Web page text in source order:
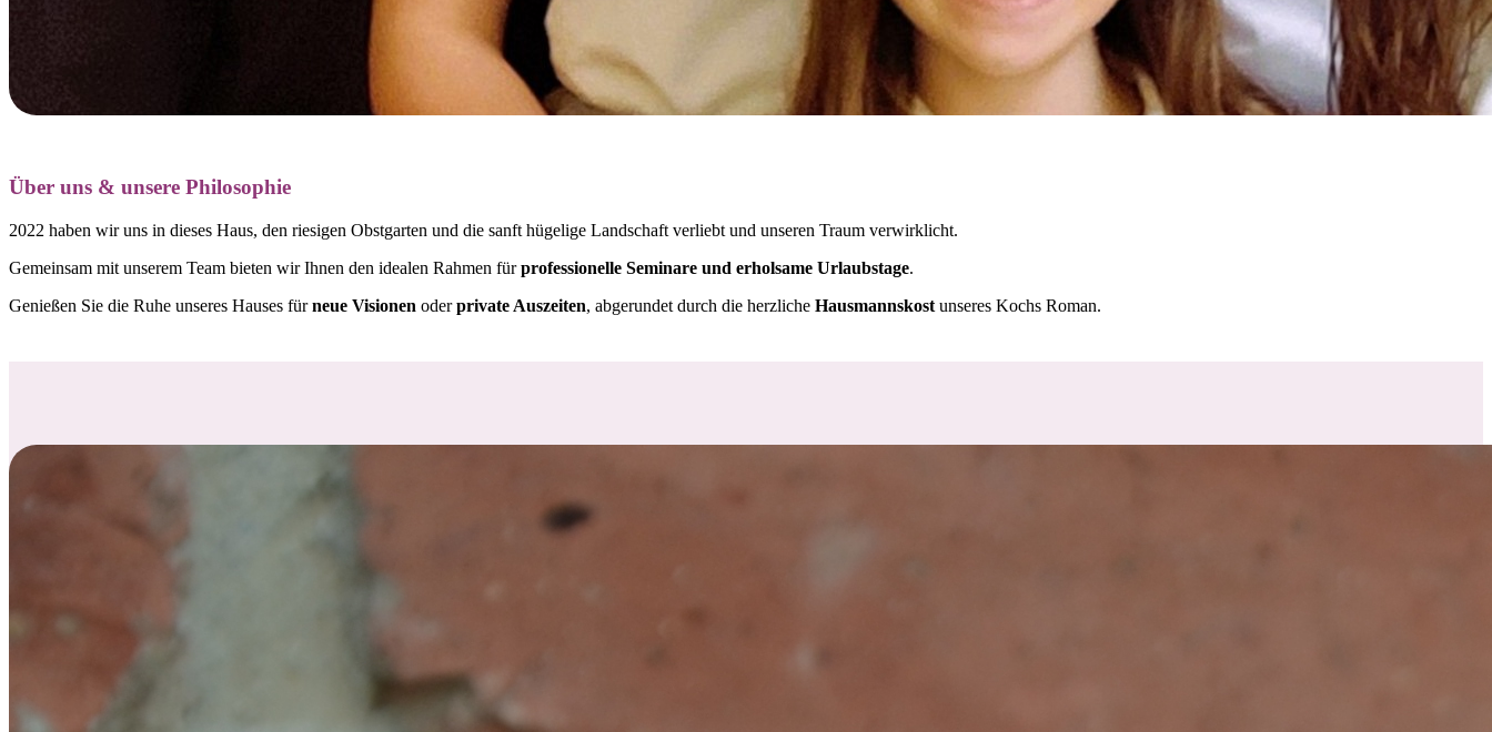
Über uns & unsere Philosophie
2022 haben wir uns in dieses Haus, den riesigen Obstgarten und die sanft hügelige Landschaft verliebt und unseren Traum verwirklicht.
Gemeinsam mit unserem Team bieten wir Ihnen den idealen Rahmen fürprofessionelle Seminare und erholsame Urlaubstage.
Genießen Sie die Ruhe unseres Hauses fürneue Visionen oderprivate Auszeiten, abgerundet durch die herzliche Hausmannskost unseres Kochs Roman.